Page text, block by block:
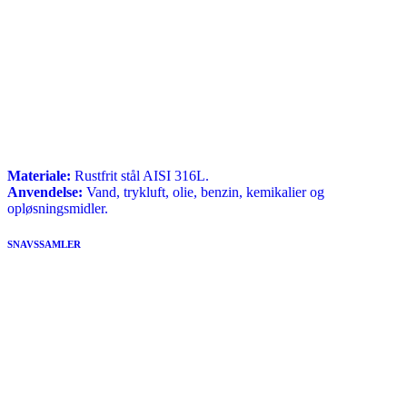
Materiale: Rustfrit stål AISI 316L.
Anvendelse: Vand, trykluft, olie, benzin, kemikalier og
opløsningsmidler.
SNAVSSAMLER